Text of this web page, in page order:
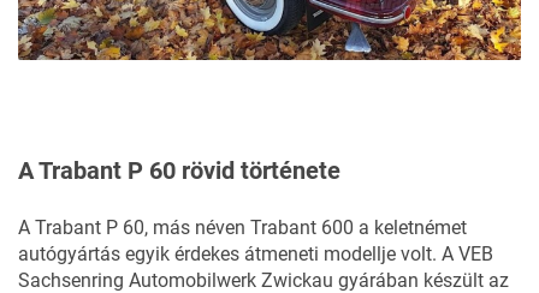
A Trabant P 60 rövid története
A Trabant P 60, más néven Trabant 600 a keletnémet
autógyártás egyik érdekes átmeneti modellje volt. A VEB
Sachsenring Automobilwerk Zwickau gyárában készült az